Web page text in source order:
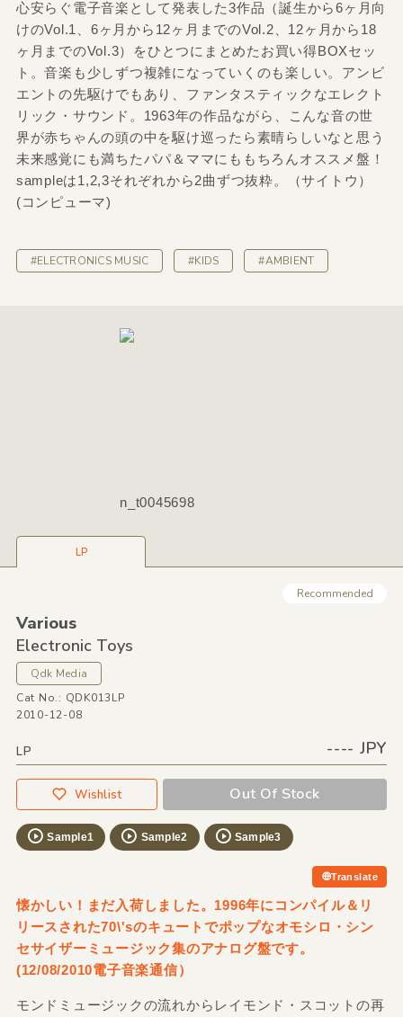
心安らぐ電子音楽として発表した3作品（誕生から6ヶ月向
けのVol.1、6ヶ月から12ヶ月までのVol.2、12ヶ月から18
ヶ月までのVol.3）をひとつにまとめたお買い得BOXセッ
ト。音楽も少しずつ複雑になっていくのも楽しい。アンビ
エントの先駆けでもあり、ファンタスティックなエレクト
リック・サウンド。1963年の作品ながら、こんな音の世
界が赤ちゃんの頭の中を駆け巡ったら素晴らしいなと思う
未来感覚にも満ちたパパ＆ママにももちろんオススメ盤！
sampleは1,2,3それぞれから2曲ずつ抜粋。（サイトウ）
(コンピューマ)
#ELECTRONICS MUSIC #KIDS #AMBIENT
n_t0045698
LP
Recommended
Various
Electronic Toys
Qdk Media
Cat No.: QDK013LP
2010-12-08
LP ---- JPY
Wishlist Out Of Stock
Sample1 Sample2 Sample3
Translate
懐かしい！まだ入荷しました。1996年にコンパイル＆リ
リースされた70\'sのキュートでポップなオモシロ・シン
セサイザーミュージック集のアナログ盤です。
(12/08/2010電子音楽通信）
モンドミュージックの流れからレイモンド・スコットの再